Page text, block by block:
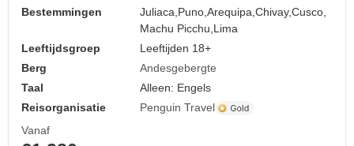
Bestemmingen
Juliaca,Puno,Arequipa,Chivay,Cusco,
Machu Picchu,Lima
Leeftijdsgroep
Leeftijden 18+
Berg
Andesgebergte
Taal
Alleen: Engels
Reisorganisatie
Penguin Travel
Vanaf